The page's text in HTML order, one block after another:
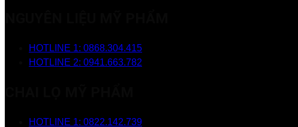
HOTLINE 1: 0868.304.415
HOTLINE 2: 0941.663.782
HOTLINE 1: 0822.142.739